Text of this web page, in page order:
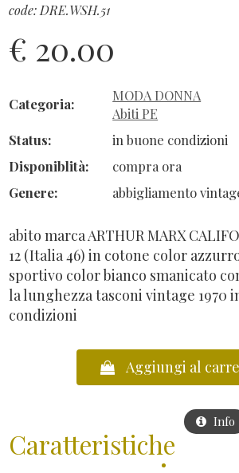
code: DRE.WSH.51
€ 20.00
Categoria:
MODA DONNA
Abiti PE
Status:
in buone condizioni
Disponiblità:
compra ora
Genere:
abbigliamento
abito marca ARTHUR MARX
12 (Italia 46) in cotone color
sportivo color bianco smanicato
la lunghezza tasconi vintage 1970
condizioni
Aggiungi al
Vai al carrelloInfo
Caratteristiche